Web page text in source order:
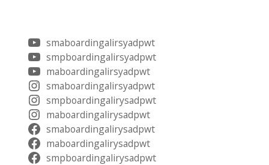
smaboardingalirsyadpwt
smpboardingalirsyadpwt
maboardingalirsyadpwt
smaboardingalirsyadpwt
smpboardingalirysadpwt
maboardingalirysadpwt
smaboardingalirysadpwt
maboardingalirysadpwt
smpboardingalirysadpwt